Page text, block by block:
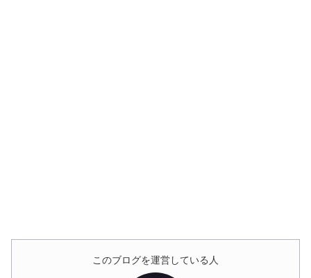
このブログを運営している人